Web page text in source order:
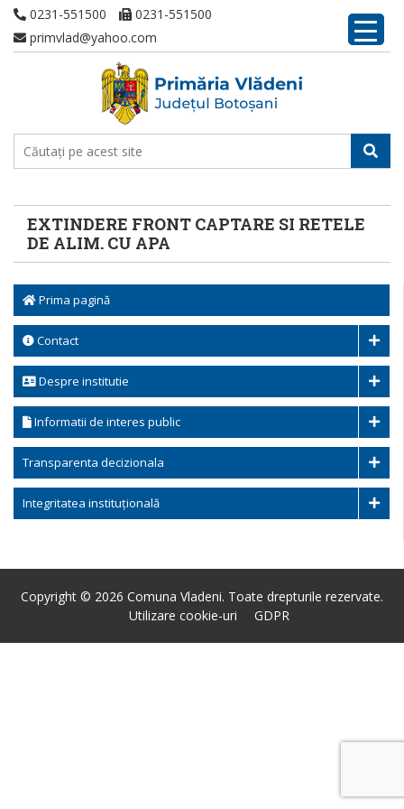
0231-551500
0231-551500
primvlad@yahoo.com
EXTINDERE FRONT CAPTARE SI RETELE
DE ALIM. CU APA
Prima pagină
Contact
Despre institutie
Informatii de interes public
Transparenta decizionala
Integritatea instituțională
Copyright © 2026 Comuna Vladeni. Toate drepturile rezervate.
Utilizare cookie-uri
GDPR